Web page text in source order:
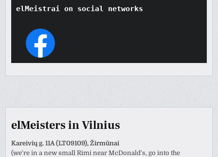
elMeistrai on social networks
elMeisters in Vilnius
Kareivių g. 11A (LT09109), Žirmūnai
(we're in a new small Rimi near McDonald's, go into the